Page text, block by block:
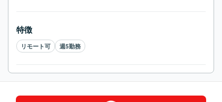
特徴
リモート可 週5勤務